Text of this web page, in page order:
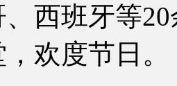
西班牙等
欢度节日。